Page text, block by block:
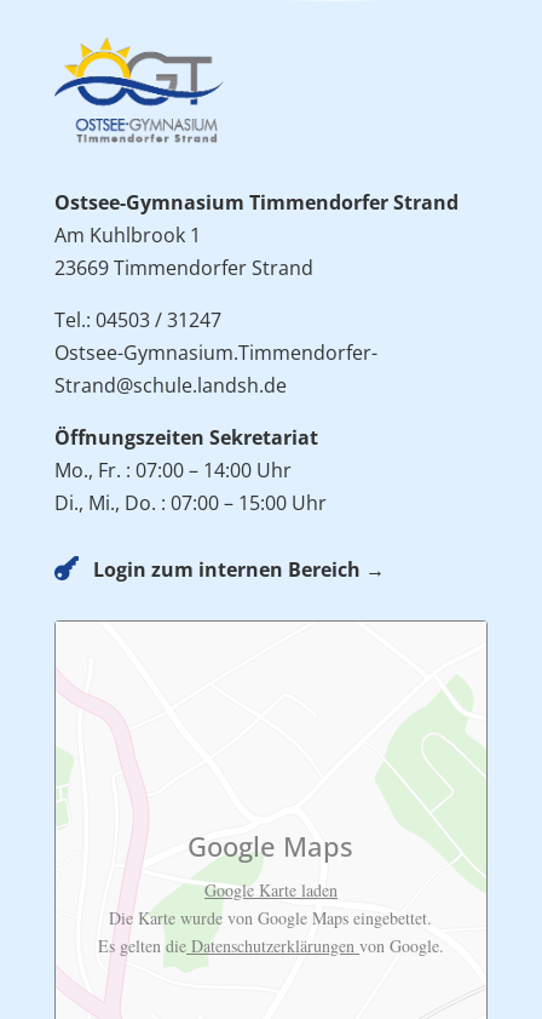
Ostsee-Gymnasium Timmendorfer Strand
Am Kuhlbrook 1
23669 Timmendorfer Strand
Tel.: 04503 / 31247
Ostsee-Gymnasium.Timmendorfer-
Strand@schule.landsh.de
Öffnungszeiten Sekretariat
Mo., Fr. : 07:00 – 14:00 Uhr
Di., Mi., Do. : 07:00 – 15:00 Uhr
 Login zum internen Bereich →
Google Maps
Google Karte laden
Die Karte wurde von Google Maps eingebettet.
Es gelten dieDatenschutzerklärungen von Google.